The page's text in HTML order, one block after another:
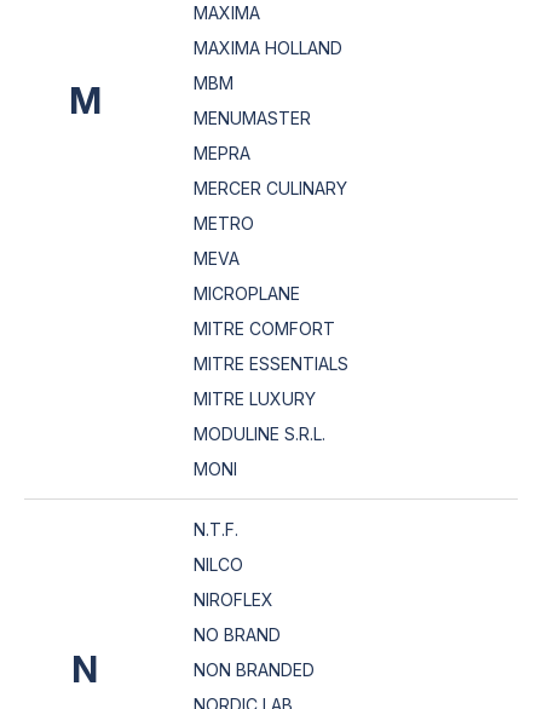
M
MAXIMA
MAXIMA HOLLAND
MBM
MENUMASTER
MEPRA
MERCER CULINARY
METRO
MEVA
MICROPLANE
MITRE COMFORT
MITRE ESSENTIALS
MITRE LUXURY
MODULINE S.R.L.
MONI
N
N.T.F.
NILCO
NIROFLEX
NO BRAND
NON BRANDED
NORDIC LAB